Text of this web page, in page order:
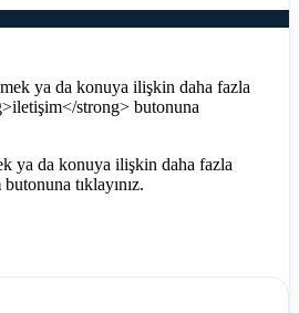
ya da konuya ilişkin daha fazla
butonuna tıklayınız.